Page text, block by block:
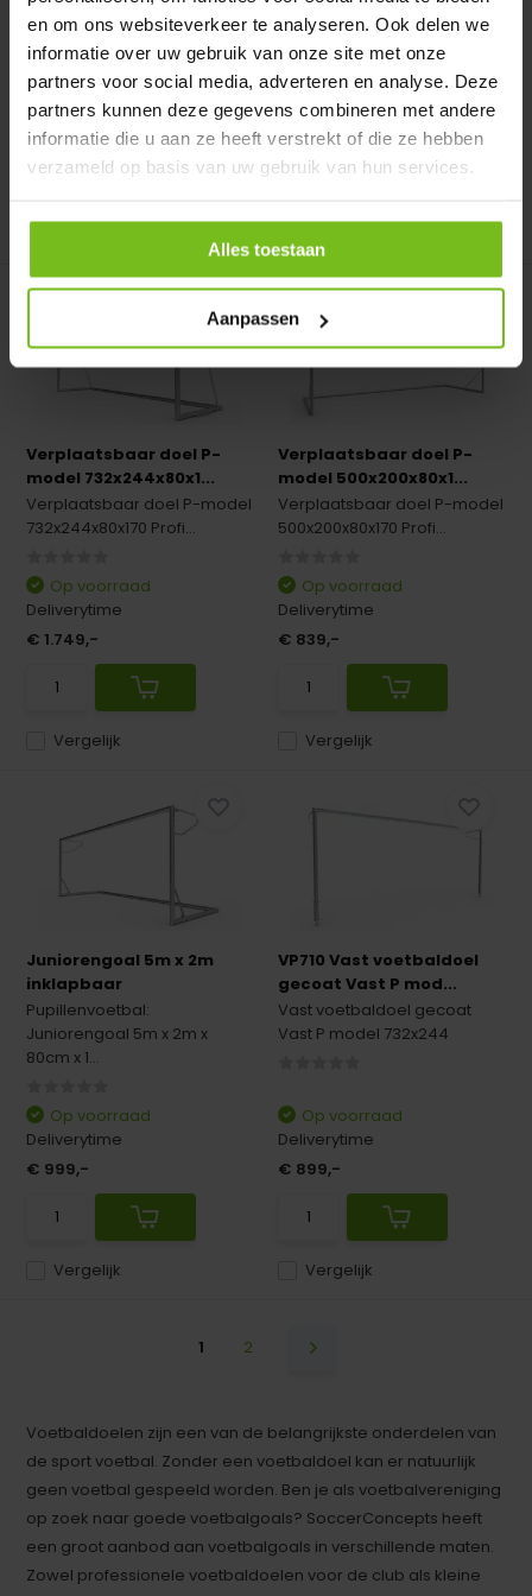
en om ons websiteverkeer te analyseren. Ook delen we
informatie over uw gebruik van onze site met onze
partners voor social media, adverteren en analyse. Deze
partners kunnen deze gegevens combineren met andere
informatie die u aan ze heeft verstrekt of die ze hebben
verzameld op basis van uw gebruik van hun services.
Alles toestaan
Aanpassen
Op voorraad
Deliverytime
€ 14,95
500x200x80x170 Profi...
Op voorraad
Deliverytime
€ 889,-
Verplaatsbaar doel P-
model 732x244x80x1...
Verplaatsbaar doel P-model
732x244x80x170 Profi...
Vergelijk
Op voorraad
Deliverytime
€ 1.749,-
Verplaatsbaar doel P-
model 500x200x80x1...
Verplaatsbaar doel P-model
500x200x80x170 Profi...
Vergelijk
Op voorraad
Deliverytime
€ 839,-
Juniorengoal 5m x 2m
inklapbaar
Pupillenvoetbal:
Juniorengoal 5m x 2m x
80cm x 1...
Vergelijk
Op voorraad
Deliverytime
€ 999,-
VP710 Vast voetbaldoel
gecoat Vast P mod...
Vast voetbaldoel gecoat
Vast P model 732x244
Vergelijk
Op voorraad
Deliverytime
€ 899,-
1 2
Voetbaldoelen zijn een van de belangrijkste onderdelen van
de sport voetbal. Zonder een voetbaldoel kan er natuurlijk
geen voetbal gespeeld worden. Ben je als voetbalvereniging
op zoek naar goede voetbalgoals? SoccerConcepts heeft
een groot aanbod aan voetbalgoals in verschillende maten.
Zowel professionele voetbaldoelen voor de club als kleine